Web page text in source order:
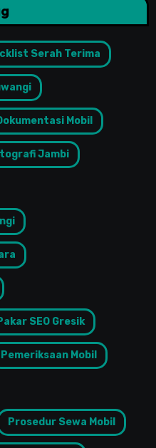
Serah Terima
Mobil
Jambi
SEO Gresik
Pemeriksaan Mobil
Prosedur Sewa Mobil